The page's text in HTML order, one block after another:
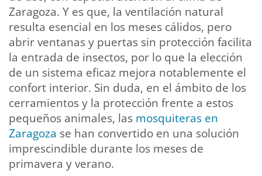
Zaragoza. Y es que, la ventilación natural
resulta esencial en los meses cálidos, pero
abrir ventanas y puertas sin protección facilita
la entrada de insectos, por lo que la elección
de un sistema eficaz mejora notablemente el
confort interior. Sin duda, en el ámbito de los
cerramientos y la protección frente a estos
pequeños animales, las mosquiteras en
Zaragoza se han convertido en una solución
imprescindible durante los meses de
primavera y verano.